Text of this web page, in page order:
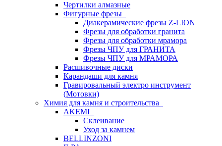
Чертилки алмазные
Фигурные фрезы
Диакерамические фрезы Z-LION
Фрезы для обработки гранита
Фрезы для обработки мрамора
Фрезы ЧПУ для ГРАНИТА
Фрезы ЧПУ для МРАМОРА
Расшивочные диски
Карандаши для камня
Гравировальный электро инструмент
(Мотовки)
Химия для камня и строительства
AKEMI
Склеивание
Уход за камнем
BELLINZONI